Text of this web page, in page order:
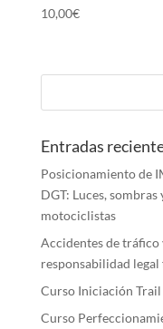
10,00€
Entradas
Posicionamiento de
DGT: Luces,
motociclistas
Accidentes de tráfico
responsabilidad
Curso Iniciación
Curso